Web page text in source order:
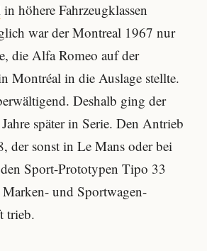
in höhere Fahrzeugklassen
war der Montreal 1967 nur
die Alfa Romeo auf der
Montréal in die Auslage stellte.
Deshalb ging der
später in Serie. Den Antrieb
der sonst in Le Mans oder bei
Sport-Prototypen Tipo 33
und Sportwagen-
trieb.